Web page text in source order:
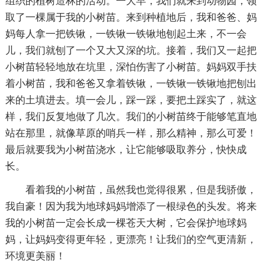
取了一棵属于我的小树苗。来到种植地后，我和爸爸、妈
妈每人拿一把铁锹，一铁锹一铁锹地刨起土来，不一会
儿，我们就刨了一个又大又深的坑。接着，我们又一起把
小树苗轻轻地放在坑里，深怕伤害了小树苗。妈妈双手扶
着小树苗，我和爸爸又拿着铁锹，一铁锹一铁锹地把刨出
来的土填进去。填一会儿，踩一踩，要把土踩实了，就这
样，我们反复地做了几次。我们的小树苗终于能够笔直地
站在那里，就像草原的哨兵一样，那么精神，那么可爱！
最后就要我为小树苗浇水，让它能够吸取养分，快快成
长。
看着我的小树苗，虽然我也觉得很累，但是我骄傲，
我自豪！因为我为地球妈妈增添了一根绿色的头发。将来
我的小树苗一定会长成一棵苍天大树，它会保护地球妈
妈，让妈妈变得更年轻，更漂亮！让我们的空气更清新，
环境更美丽！